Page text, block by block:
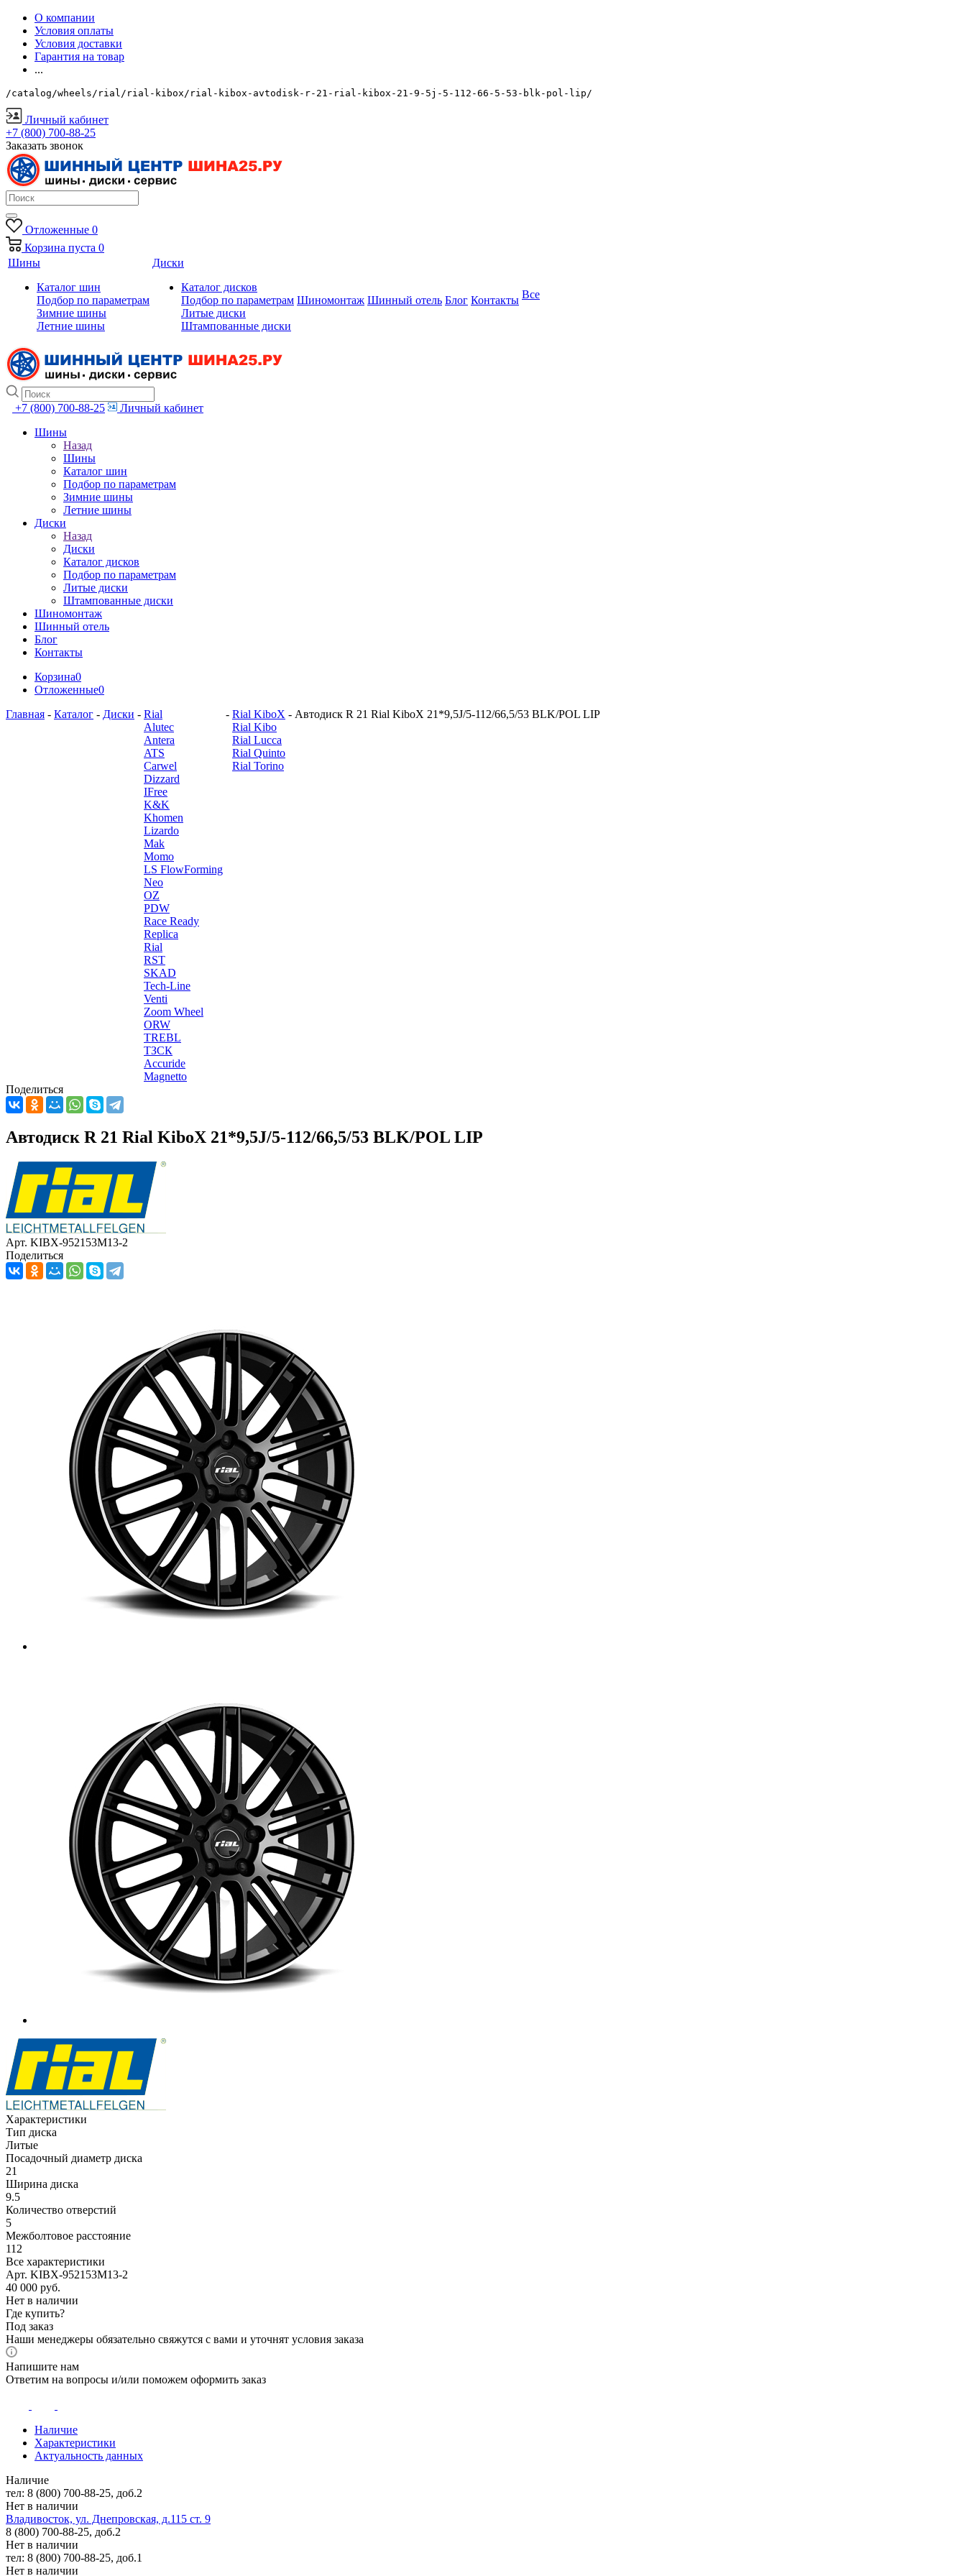
О компании
Условия оплаты
Условия доставки
Гарантия на товар
...
/catalog/wheels/rial/rial-kibox/rial-kibox-avtodisk-r-21-rial-kibox-21-9-5j-5-112-66-5-53-blk-pol-lip/
Личный кабинет
+7 (800) 700-88-25
Заказать звонок
Отложенные 0
Корзина пуста 0
Шины
Каталог шин
Подбор по параметрам
Зимние шины
Летние шины
Диски
Каталог дисков
Подбор по параметрам
Литые диски
Штампованные диски
Шиномонтаж Шинный отель Блог Контакты Все
+7 (800) 700-88-25
Личный кабинет
Шины
Назад
Шины
Каталог шин
Подбор по параметрам
Зимние шины
Летние шины
Диски
Назад
Диски
Каталог дисков
Подбор по параметрам
Литые диски
Штампованные диски
Шиномонтаж
Шинный отель
Блог
Контакты
Корзина0
Отложенные0
Главная - Каталог - Диски - Rial
Alutec
Antera
ATS
Carwel
Dizzard
IFree
K&K
Khomen
Lizardo
Mak
Momo
LS FlowForming
Neo
OZ
PDW
Race Ready
Replica
Rial
RST
SKAD
Tech-Line
Venti
Zoom Wheel
ORW
TREBL
ТЗСК
Accuride
Magnetto
- Rial KiboX
Rial Kibo
Rial Lucca
Rial Quinto
Rial Torino
- Автодиск R 21 Rial KiboX 21*9,5J/5-112/66,5/53 BLK/POL LIP
Поделиться
Автодиск R 21 Rial KiboX 21*9,5J/5-112/66,5/53 BLK/POL LIP
Арт. KIBX-952153M13-2
Поделиться
Характеристики
Тип диска
Литые
Посадочный диаметр диска
21
Ширина диска
9.5
Количество отверстий
5
Межболтовое расстояние
112
Все характеристики
Арт. KIBX-952153M13-2
40 000 руб.
Нет в наличии
Где купить?
Под заказ
Наши менеджеры обязательно свяжутся с вами и уточнят условия заказа
Напишите нам
Ответим на вопросы и/или поможем оформить заказ
Наличие
Характеристики
Актуальность данных
Наличие
тел: 8 (800) 700-88-25, доб.2
Нет в наличии
Владивосток, ул. Днепровская, д.115 ст. 9
8 (800) 700-88-25, доб.2
Нет в наличии
тел: 8 (800) 700-88-25, доб.1
Нет в наличии